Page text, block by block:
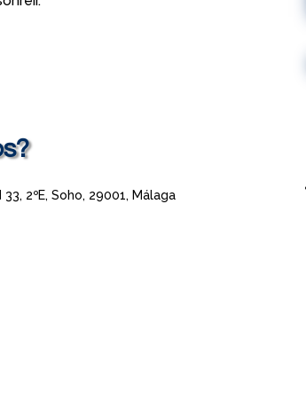
2ºE, Soho, 29001, Málaga